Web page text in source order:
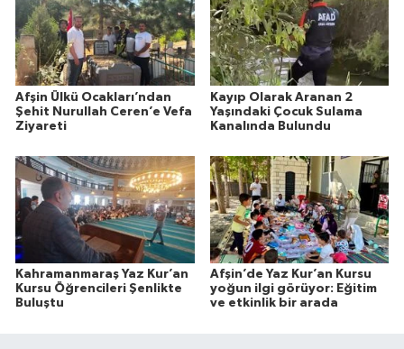
Afşin Ülkü Ocakları’ndan
Şehit Nurullah Ceren’e Vefa
Ziyareti
Kayıp Olarak Aranan 2
Yaşındaki Çocuk Sulama
Kanalında Bulundu
Kahramanmaraş Yaz Kur’an
Kursu Öğrencileri Şenlikte
Buluştu
Afşin’de Yaz Kur’an Kursu
yoğun ilgi görüyor: Eğitim
ve etkinlik bir arada